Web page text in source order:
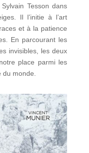
Tesson dans
Il l’initie à l’art
et à la patience
En parcourant les
invisibles, les deux
place parmi les
monde.